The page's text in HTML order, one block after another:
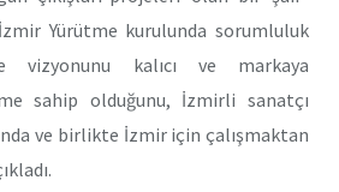
Yürütme kurulunda sorumluluk
vizyonunu kalıcı ve markaya
sahip olduğunu, İzmirli sanatçı
ve birlikte İzmir için çalışmaktan